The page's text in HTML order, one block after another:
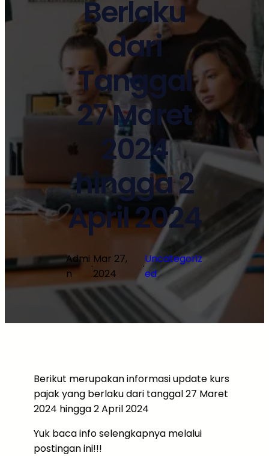
Berlaku
dari
Tanggal
27 Maret
2024
hingga 2
April 2024
Admi
n
·
Mar 27,
2024
·
Uncategoriz
ed
Berikut merupakan informasi update kurs
pajak yang berlaku dari tanggal 27 Maret
2024 hingga 2 April 2024
Yuk baca info selengkapnya melalui
postingan ini!!!